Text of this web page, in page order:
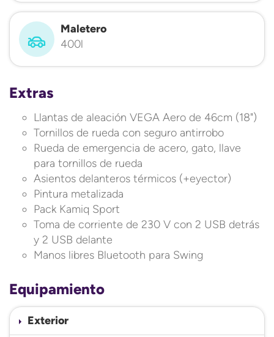
Maletero
400l
Extras
Llantas de aleación VEGA Aero de 46cm (18")
Tornillos de rueda con seguro antirrobo
Rueda de emergencia de acero, gato, llave
para tornillos de rueda
Asientos delanteros térmicos (+eyector)
Pintura metalizada
Pack Kamiq Sport
Toma de corriente de 230 V con 2 USB detrás
y 2 USB delante
Manos libres Bluetooth para Swing
Equipamiento
Exterior